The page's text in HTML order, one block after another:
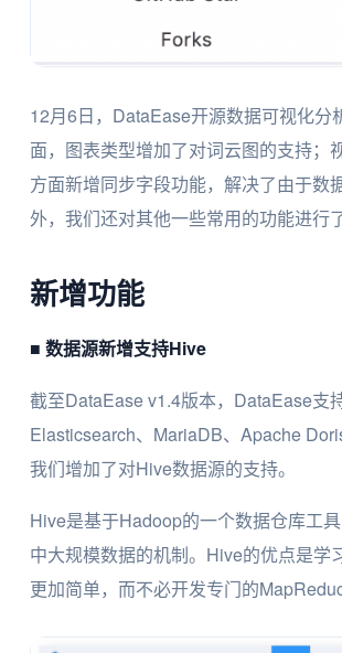
12月6日，DataEase开源数据可视化
面，图表类型增加了对词云图的支持；
方面新增同步字段功能，解决了由于数
外，我们还对其他一些常用的功能进行
新增功能
■ 数据源新增支持Hive
截至DataEase v1.4版本，DataEase支
Elasticsearch、MariaDB、Apache
我们增加了对Hive数据源的支持。
Hive是基于Hadoop的一个数据仓库工
中大规模数据的机制。Hive的优点是
更加简单，而不必开发专门的